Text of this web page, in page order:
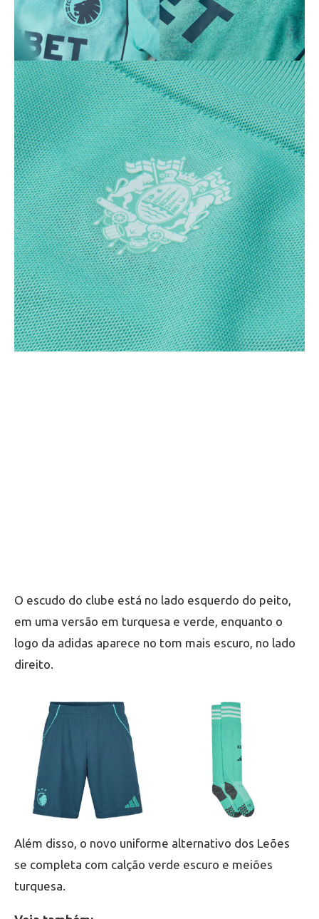
O escudo do clube está no lado esquerdo do peito,
em uma versão em turquesa e verde, enquanto o
logo da adidas aparece no tom mais escuro, no lado
direito.
Além disso, o novo uniforme alternativo dos Leões
se completa com calção verde escuro e meiões
turquesa.